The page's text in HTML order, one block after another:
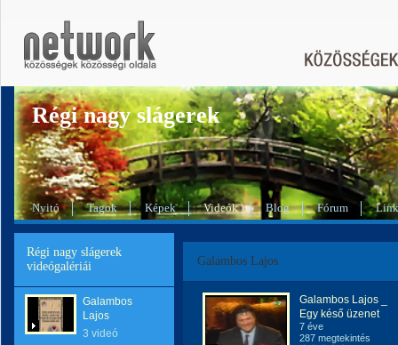
Régi nagy slágerek
Nyitó Tagok Képek Videók Blog Fórum
Régi nagy slágerek
videógalériái
Galambos
Lajos
3 videó
Galambos Lajos
Galambos Lajos _
Egy késő üzenet
7 éve
287 megtekintés